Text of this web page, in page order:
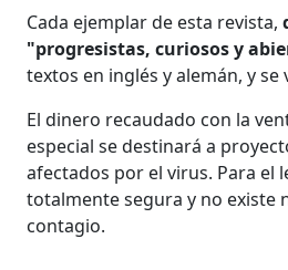
Cada ejemplar de esta revista,
"progresistas, curiosos y
textos en inglés y alemán, y se
El dinero recaudado con la
especial se destinará a
afectados por el virus. Para el
totalmente segura y no existe
contagio.